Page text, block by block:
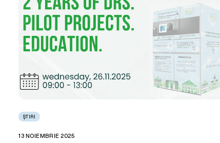
ȘTIRI
13 NOIEMBRIE 2025